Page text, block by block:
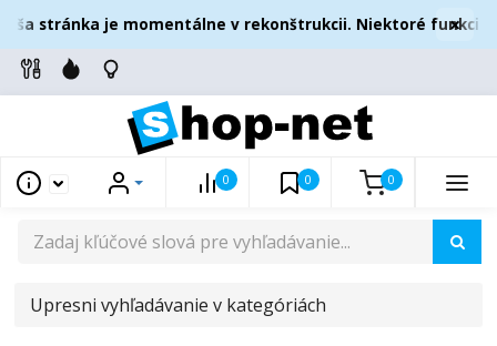
stránka je momentálne v rekonštrukcii. Niektoré funkcie
×
0 0 0
UPRESNI